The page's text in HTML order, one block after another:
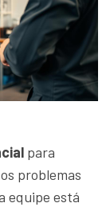
para
problemas
equipe está